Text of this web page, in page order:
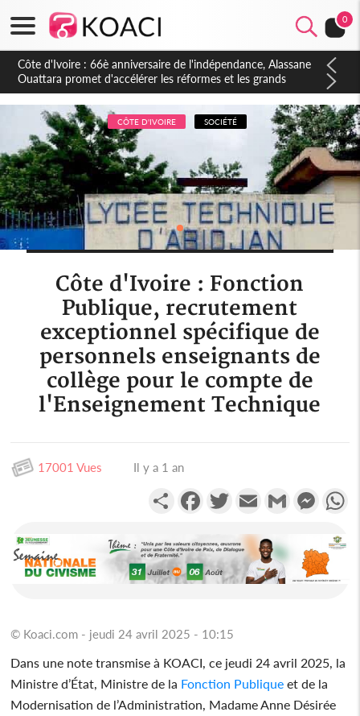
0
Côte d'Ivoire : À Abidjan, Amadou Oury Bah admire le modèle
ivoirien et veut s'en inspirer pour accélérer le développement
de la Guinée
CÔTE D'IVOIRE SOCIÉTÉ
Côte d'Ivoire : Fonction
Publique, recrutement
exceptionnel spécifique de
personnels enseignants de
collège pour le compte de
l'Enseignement Technique
17001 Vues Il y a 1 an
PartagerFacebookTwitterEmail Gmail
© Koaci.com - jeudi 24 avril 2025 - 10:15
Dans une note transmise à KOACI, ce jeudi 24 avril 2025, la
Ministre d’État, Ministre de la Fonction Publique et de la
Modernisation de l’Administration, Madame Anne Désirée